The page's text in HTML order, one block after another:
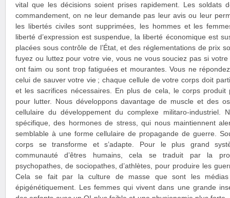
vital que les décisions soient prises rapidement. Les soldats
commandement, on ne leur demande pas leur avis ou leur
les libertés civiles sont supprimées, les hommes et les
liberté d’expression est suspendue, la liberté économique est
placées sous contrôle de l’État, et des réglementations de prix
fuyez ou luttez pour votre vie, vous ne vous souciez pas si
ont faim ou sont trop fatiguées et mourantes. Vous ne
celui de sauver votre vie ; chaque cellule de votre corps doit
et les sacrifices nécessaires. En plus de cela, le corps produit
pour lutter. Nous développons davantage de muscle et des
cellulaire du développement du complexe militaro-industriel.
spécifique, des hormones de stress, qui nous maintiennent
semblable à une forme cellulaire de propagande de guerre.
corps se transforme et s’adapte. Pour le plus grand
communauté d’êtres humains, cela se traduit par la
psychopathes, de sociopathes, d’athlètes, pour produire les
Cela se fait par la culture de masse que sont les médias
épigénétiquement. Les femmes qui vivent dans une grande